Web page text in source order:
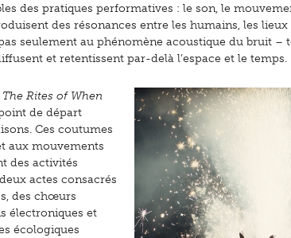
des pratiques performatives : le son, le
des résonances entre les humains, les lieux
seulement au phénomène acoustique du bruit –
et retentissent par-delà l’espace et le temps.
The Rites of When
de départ
Ces coutumes
aux mouvements
des activités
actes consacrés
des chœurs
électroniques et
écologiques